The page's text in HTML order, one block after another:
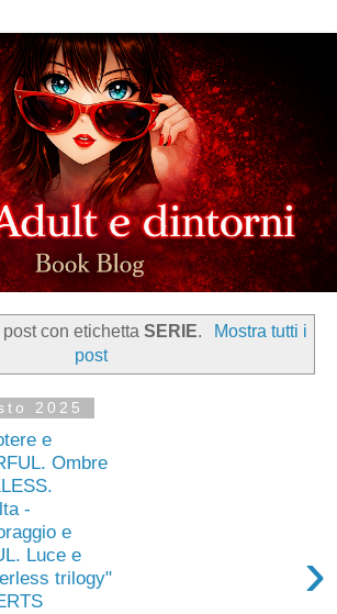
con etichettaSERIE.
Mostra tutti i
post
2025
e
Ombre
-
e
Luce e
trilogy"
›